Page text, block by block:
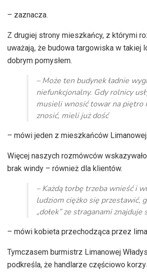
– zaznacza.
Z drugiej strony mieszkańcy, z którymi
uważają, że budowa targowiska w takiej
dobrym pomysłem.
– Może ten budynek ładnie
niefunkcjonalny. Gdy rolnicy
musieli wnosić towar na piętro
znosić, mieli już dość
– mówi jeden z mieszkańców Limanowej.
Więcej naszych rozmówców
brak windy – również dla klientów.
– Każdą torbę trzeba wnieść i
ludziom ciężko się przestawić,
„dołek” ze straganami znajduje
– mówi kobieta przechodząca przez
Tymczasem burmistrz Limanowej
podkreśla, że handlarze częściowo